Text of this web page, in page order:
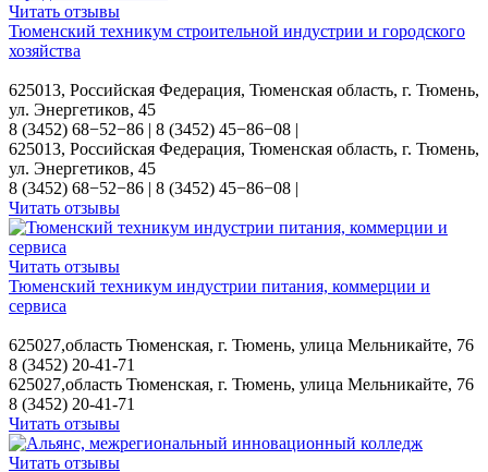
Читать отзывы
Тюменский техникум строительной индустрии и городского
хозяйства
625013, Российская Федерация, Тюменская область, г. Тюмень,
ул. Энергетиков, 45
8 (3452) 68−52−86 | 8 (3452) 45−86−08 |
625013, Российская Федерация, Тюменская область, г. Тюмень,
ул. Энергетиков, 45
8 (3452) 68−52−86 | 8 (3452) 45−86−08 |
Читать отзывы
Читать отзывы
Тюменский техникум индустрии питания, коммерции и
сервиса
625027,область Тюменская, г. Тюмень, улица Мельникайте, 76
8 (3452) 20-41-71
625027,область Тюменская, г. Тюмень, улица Мельникайте, 76
8 (3452) 20-41-71
Читать отзывы
Читать отзывы